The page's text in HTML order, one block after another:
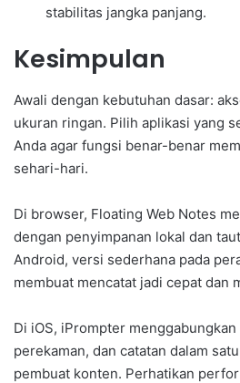
stabilitas jangka panjang.
Kesimpulan
Awali dengan kebutuhan dasar:
ukuran ringan. Pilih aplikasi yang
Anda agar fungsi benar-benar
sehari-hari.
Di browser, Floating Web Notes
dengan penyimpanan lokal dan
Android, versi sederhana pada
membuat mencatat jadi cepat dan
Di iOS, iPrompter
perekaman, dan catatan dalam
pembuat konten. Perhatikan